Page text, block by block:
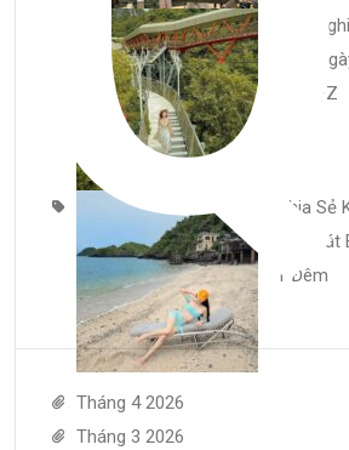
Kinh
Bà 3
Từ A–Z
Chia
Đến
1 Đêm
Tháng 4 2026
Tháng 3 2026